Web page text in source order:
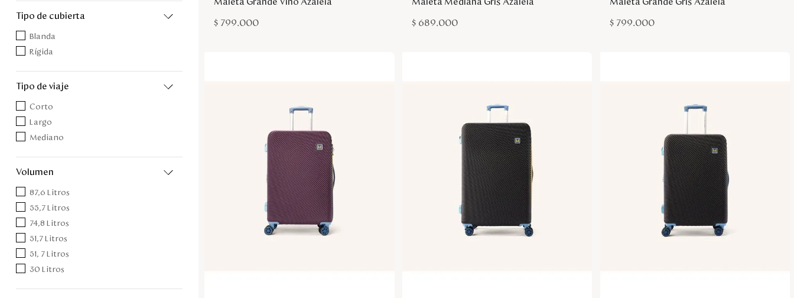
tipo de cubierta
Blanda
Rígida
tipo de viaje
Corto
Largo
Mediano
volumen
87,6 Litros
55,7 Litros
74,8 Litros
51,7 Litros
51, 7 Litros
30 Litros
Maleta Grande Vino Azaleia
$ 799.000
Maleta Mediana Gris Azaleia
$ 689.000
Maleta Grande Gris Azaleia
$ 799.000